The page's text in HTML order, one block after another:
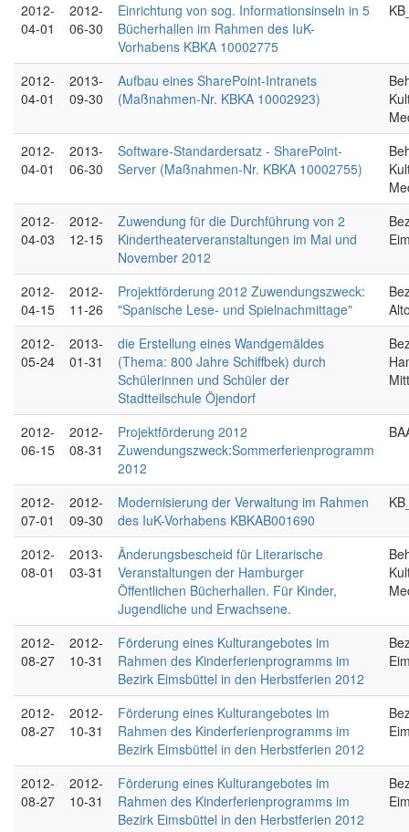
2012-
04-01
2012-
06-30
Einrichtung von sog. Informationsinseln in 5
Bücherhallen im Rahmen des IuK-
Vorhabens KBKA 10002775
2012-
04-01
2013-
09-30
Aufbau eines SharePoint-Intranets
(Maßnahmen-Nr. KBKA 10002923)
2012-
04-01
2013-
06-30
Software-Standardersatz - SharePoint-
Server (Maßnahmen-Nr. KBKA 10002755)
2012-
04-03
2012-
12-15
Zuwendung für die Durchführung von 2
Kindertheaterveranstaltungen im Mai und
November 2012
2012-
04-15
2012-
11-26
Projektförderung 2012 Zuwendungszweck:
"Spanische Lese- und Spielnachmittage"
2012-
05-24
2013-
01-31
die Erstellung eines Wandgemäldes
(Thema: 800 Jahre Schiffbek) durch
Schülerinnen und Schüler der
Stadtteilschule Öjendorf
2012-
06-15
2012-
08-31
Projektförderung 2012
Zuwendungszweck:Sommerferienprogramm
2012
2012-
07-01
2012-
09-30
Modernisierung der Verwaltung im Rahmen
des IuK-Vorhabens KBKAB001690
2012-
08-01
2013-
03-31
Änderungsbescheid für Literarische
Veranstaltungen der Hamburger
Öffentlichen Bücherhallen. Für Kinder,
Jugendliche und Erwachsene.
2012-
08-27
2012-
10-31
Förderung eines Kulturangebotes im
Rahmen des Kinderferienprogramms im
Bezirk Eimsbüttel in den Herbstferien 2012
2012-
08-27
2012-
10-31
Förderung eines Kulturangebotes im
Rahmen des Kinderferienprogramms im
Bezirk Eimsbüttel in den Herbstferien 2012
2012-
08-27
2012-
10-31
Förderung eines Kulturangebotes im
Rahmen des Kinderferienprogramms im
Bezirk Eimsbüttel in den Herbstferien 2012